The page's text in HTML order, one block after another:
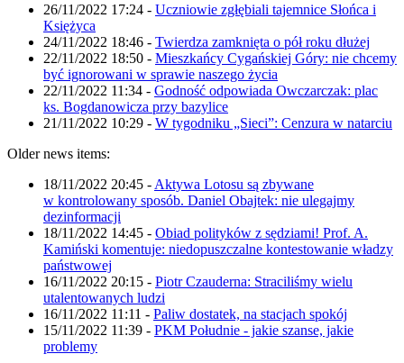
26/11/2022 17:24 - Uczniowie zgłębiali tajemnice Słońca i
Księżyca
24/11/2022 18:46 - Twierdza zamknięta o pół roku dłużej
22/11/2022 18:50 - Mieszkańcy Cygańskiej Góry: nie chcemy
być ignorowani w sprawie naszego życia
22/11/2022 11:34 - Godność odpowiada Owczarczak: plac
ks. Bogdanowicza przy bazylice
21/11/2022 10:29 - W tygodniku „Sieci”: Cenzura w natarciu
Older news items:
18/11/2022 20:45 - Aktywa Lotosu są zbywane
w kontrolowany sposób. Daniel Obajtek: nie ulegajmy
dezinformacji
18/11/2022 14:45 - Obiad polityków z sędziami! Prof. A.
Kamiński komentuje: niedopuszczalne kontestowanie władzy
państwowej
16/11/2022 20:15 - Piotr Czauderna: Straciliśmy wielu
utalentowanych ludzi
16/11/2022 11:11 - Paliw dostatek, na stacjach spokój
15/11/2022 11:39 - PKM Południe - jakie szanse, jakie
problemy